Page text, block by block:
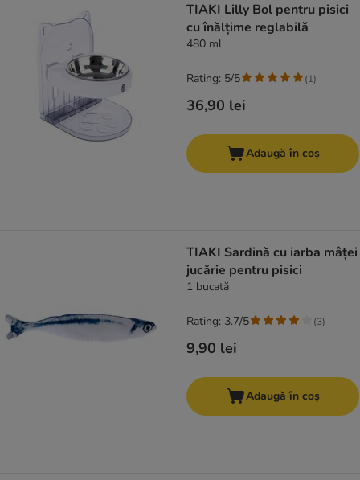
TIAKI Lilly Bol pentru pisici
cu înălțime reglabilă
480 ml
36,90 lei
Rating: 5/5 (1)
Adaugă în coș
TIAKI Sardină cu iarba mâței
jucărie pentru pisici
1 bucată
9,90 lei
Rating: 3.7/5 (3)
Adaugă în coș